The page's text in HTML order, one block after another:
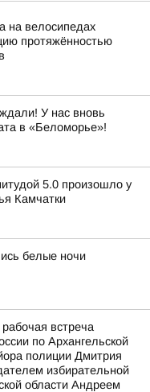
на велосипедах
протяжённостью
У нас вновь
в «Беломорье»!
5.0 произошло у
Камчатки
белые ночи
встреча
по Архангельской
полиции Дмитрия
избирательной
области Андреем